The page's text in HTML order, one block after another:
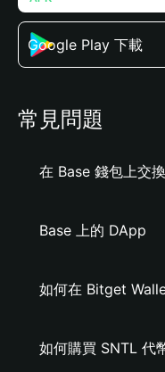
Google Play 下載
常見問題
在 Base 錢包上交換
Base 上的 DApp
如何在 Bitget
如何購買 SNTL 代